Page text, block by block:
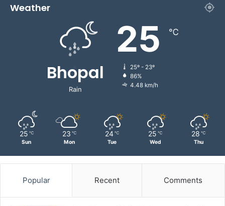
Weather
Bhopal
Rain
25 ℃
25º - 23º
86%
4.48 km/h
25 ℃
Sun
23 ℃
Mon
24 ℃
Tue
25 ℃
Wed
28 ℃
Thu
Popular Recent Comments